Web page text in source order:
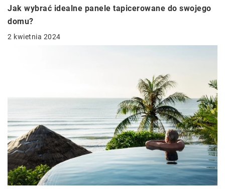
Jak wybrać idealne panele tapicerowane do swojego
domu?
2 kwietnia 2024